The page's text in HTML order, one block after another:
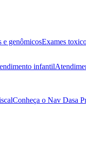
e genômicosExames
infantil
Conheça o Nav Dasa